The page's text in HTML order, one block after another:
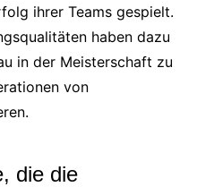
ihrer Teams gespielt.
haben dazu
in der Meisterschaft zu
von
die die